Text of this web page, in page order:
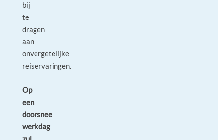
bij
te
dragen
aan
onvergetelijke
reiservaringen.
Op
een
doorsnee
werkdag